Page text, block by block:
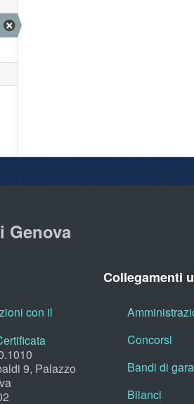
Genova
con il
9, Palazzo
Collegamenti
Concorsi
Bandi di gara
Bilanci